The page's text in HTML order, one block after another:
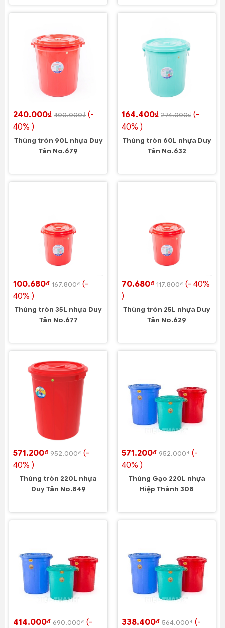
240.000₫ 400.000₫ (-
40% )
Thùng tròn 90L nhựa Duy
Tân No.679
164.400₫ 274.000₫ (-
40% )
Thùng tròn 60L nhựa Duy
Tân No.632
100.680₫ 167.800₫ (-
40% )
Thùng tròn 35L nhựa Duy
Tân No.677
70.680₫ 117.800₫ (- 40%
)
Thùng tròn 25L nhựa Duy
Tân No.629
571.200₫ 952.000₫ (-
40% )
Thùng tròn 220L nhựa
Duy Tân No.849
571.200₫ 952.000₫ (-
40% )
Thùng Gạo 220L nhựa
Hiệp Thành 308
414.000₫ 690.000₫ (-
338.400₫ 564.000₫ (-